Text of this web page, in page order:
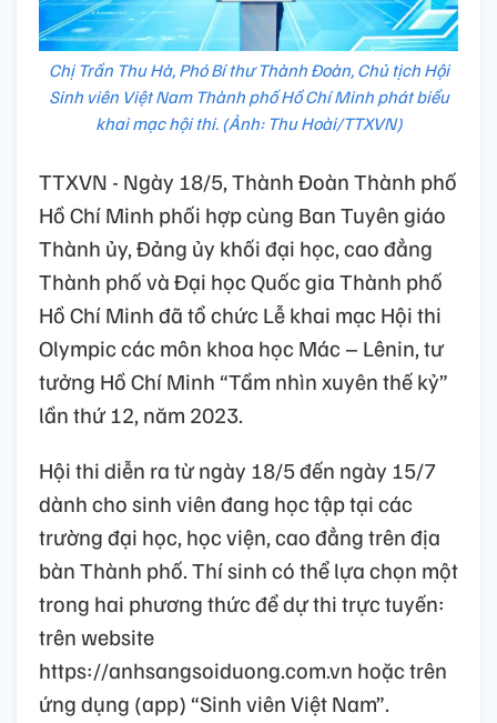
Chị Trần Thu Hà, Phó Bí thư Thành Đoàn, Chủ tịch Hội
Sinh viên Việt Nam Thành phố Hồ Chí Minh phát biểu
khai mạc hội thi. (Ảnh: Thu Hoài/TTXVN)
TTXVN - Ngày 18/5, Thành Đoàn Thành phố
Hồ Chí Minh phối hợp cùng Ban Tuyên giáo
Thành ủy, Đảng ủy khối đại học, cao đẳng
Thành phố và Đại học Quốc gia Thành phố
Hồ Chí Minh đã tổ chức Lễ khai mạc Hội thi
Olympic các môn khoa học Mác – Lênin, tư
tưởng Hồ Chí Minh “Tầm nhìn xuyên thế kỷ”
lần thứ 12, năm 2023.
Hội thi diễn ra từ ngày 18/5 đến ngày 15/7
dành cho sinh viên đang học tập tại các
trường đại học, học viện, cao đẳng trên địa
bàn Thành phố. Thí sinh có thể lựa chọn một
trong hai phương thức để dự thi trực tuyến:
trên website
https://anhsangsoiduong.com.vn hoặc trên
ứng dụng (app) “Sinh viên Việt Nam”.